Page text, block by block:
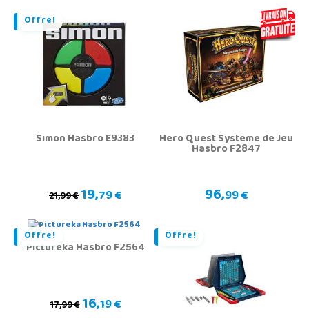
Offre!
Simon Hasbro E9383
21,99 €19,79 €
Hero Quest Système de Jeu
Hasbro F2847
96,99 €
Offre!
Pictureka Hasbro F2564
17,99 €16,19 €
Offre!